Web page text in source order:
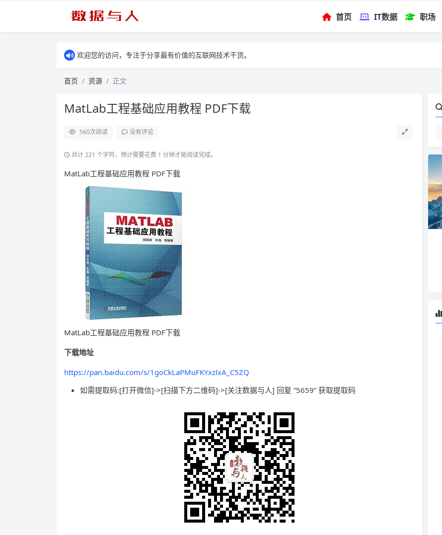
首页 IT数据 职场
欢迎您的访问，专注于分享最有价值的互联网技术干货。
首页 资源 正文
MatLab工程基础应用教程 PDF下载
560次阅读 没有评论
共计 221 个字符，预计需要花费 1 分钟才能阅读完成。
MatLab工程基础应用教程 PDF下载
MatLab工程基础应用教程 PDF下载
下载地址
https://pan.baidu.com/s/1goCkLaPMuFKYxzlxA_C5ZQ
如需提取码:[打开微信]->[扫描下方二维码]->[关注数据与人] 回复 “5659” 获取提取码